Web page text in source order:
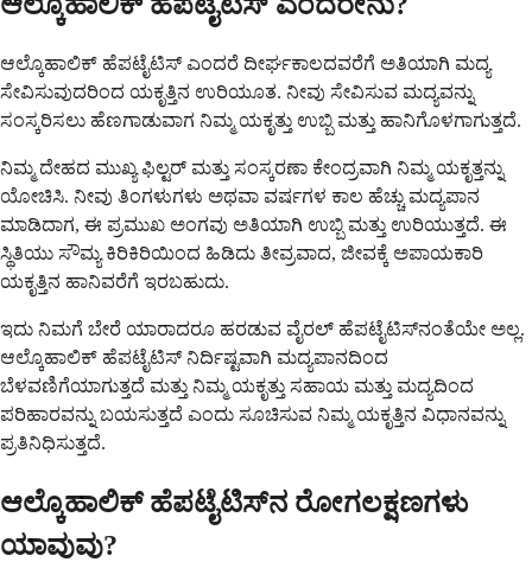
ಆಲ್ಕೊಹಾಲಿಕ್ ಹೆಪಟೈಟಿಸ್ ಎಂದರೆ ದೀರ್ಘಕಾಲದವರೆಗೆ ಅತಿಯಾಗಿ ಮದ್ಯ
ಸೇವಿಸುವುದರಿಂದ ಯಕೃತ್ತಿನ ಉರಿಯೂತ. ನೀವು ಸೇವಿಸುವ ಮದ್ಯವನ್ನು
ಸಂಸ್ಕರಿಸಲು ಹೆಣಗಾಡುವಾಗ ನಿಮ್ಮ ಯಕೃತ್ತು ಉಬ್ಬಿ ಮತ್ತು ಹಾನಿಗೊಳಗಾಗುತ್ತದೆ.
ನಿಮ್ಮ ದೇಹದ ಮುಖ್ಯ ಫಿಲ್ಟರ್ ಮತ್ತು ಸಂಸ್ಕರಣಾ ಕೇಂದ್ರವಾಗಿ ನಿಮ್ಮ ಯಕೃತ್ತನ್ನು
ಯೋಚಿಸಿ. ನೀವು ತಿಂಗಳುಗಳು ಅಥವಾ ವರ್ಷಗಳ ಕಾಲ ಹೆಚ್ಚು ಮದ್ಯಪಾನ
ಮಾಡಿದಾಗ, ಈ ಪ್ರಮುಖ ಅಂಗವು ಅತಿಯಾಗಿ ಉಬ್ಬಿ ಮತ್ತು ಉರಿಯುತ್ತದೆ. ಈ
ಸ್ಥಿತಿಯು ಸೌಮ್ಯ ಕಿರಿಕಿರಿಯಿಂದ ಹಿಡಿದು ತೀವ್ರವಾದ, ಜೀವಕ್ಕೆ ಅಪಾಯಕಾರಿ
ಯಕೃತ್ತಿನ ಹಾನಿವರೆಗೆ ಇರಬಹುದು.
ಇದು ನಿಮಗೆ ಬೇರೆ ಯಾರಾದರೂ ಹರಡುವ ವೈರಲ್ ಹೆಪಟೈಟಿಸ್‌ನಂತೆಯೇ ಅಲ್ಲ.
ಆಲ್ಕೊಹಾಲಿಕ್ ಹೆಪಟೈಟಿಸ್ ನಿರ್ದಿಷ್ಟವಾಗಿ ಮದ್ಯಪಾನದಿಂದ
ಬೆಳವಣಿಗೆಯಾಗುತ್ತದೆ ಮತ್ತು ನಿಮ್ಮ ಯಕೃತ್ತು ಸಹಾಯ ಮತ್ತು ಮದ್ಯದಿಂದ
ಪರಿಹಾರವನ್ನು ಬಯಸುತ್ತದೆ ಎಂದು ಸೂಚಿಸುವ ನಿಮ್ಮ ಯಕೃತ್ತಿನ ವಿಧಾನವನ್ನು
ಪ್ರತಿನಿಧಿಸುತ್ತದೆ.
ಆಲ್ಕೊಹಾಲಿಕ್ ಹೆಪಟೈಟಿಸ್‌ನ ರೋಗಲಕ್ಷಣಗಳು
ಯಾವುವು?